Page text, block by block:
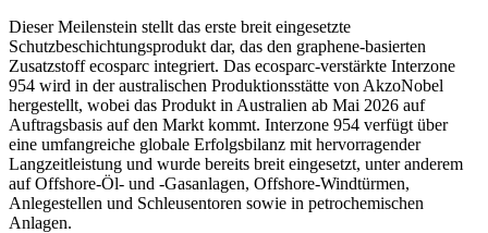
Dieser Meilenstein stellt das erste breit eingesetzte
Schutzbeschichtungsprodukt dar, das den graphene-basierten
Zusatzstoff ecosparc integriert. Das ecosparc-verstärkte Interzone
954 wird in der australischen Produktionsstätte von AkzoNobel
hergestellt, wobei das Produkt in Australien ab Mai 2026 auf
Auftragsbasis auf den Markt kommt. Interzone 954 verfügt über
eine umfangreiche globale Erfolgsbilanz mit hervorragender
Langzeitleistung und wurde bereits breit eingesetzt, unter anderem
auf Offshore-Öl- und -Gasanlagen, Offshore-Windtürmen,
Anlegestellen und Schleusentoren sowie in petrochemischen
Anlagen.